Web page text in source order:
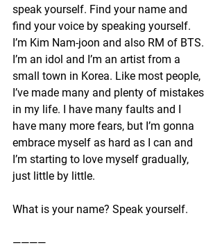
speak yourself. Find your name and
find your voice by speaking yourself.
I’m Kim Nam-joon and also RM of BTS.
I’m an idol and I’m an artist from a
small town in Korea. Like most people,
I’ve made many and plenty of mistakes
in my life. I have many faults and I
have many more fears, but I’m gonna
embrace myself as hard as I can and
I’m starting to love myself gradually,
just little by little.
What is your name? Speak yourself.